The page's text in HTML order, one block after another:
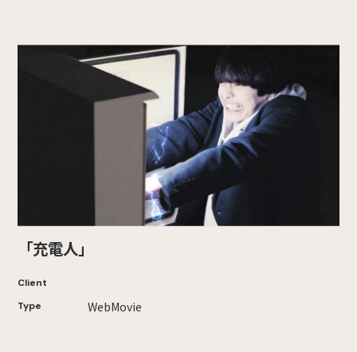
「充電人」
Client
Type
WebMovie